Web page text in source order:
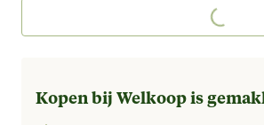
Loading...
Kopen bij Welkoop is